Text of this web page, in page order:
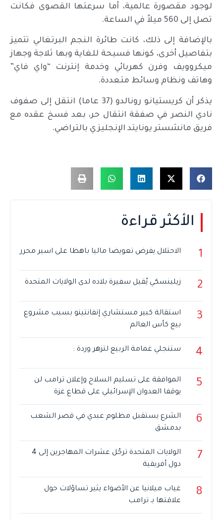
لوجود مقصورة عالمية، أما سرعتها القصوى فكانت
تصل إلى 560 ميلاً في الساعة.
بالإضافة إلى ذلك، كانت طائرة النجم البرتغالي تتميز
بتفاصيل أخرى، كونها فسيحة للغاية وبها ثلاجة وجهاز
ميكروويف وفرن كهربائي وخدمة إنترنت “واي فاي”
وهاتف ونظام وسائط متعددة.
يذكر أن كريستيانو رونالدو (37 عاما) انتقل إلى صفوف
نادي النصر في صفقة انتقال حر، بعد فسخ عقده مع
فريق مانشستر يونايتد الإنجليزي بالتراضي.
الأكثر قراءة
1 الاحتلال يفرض تعويضا ماليا باهظا على اسير محرر
2 زيلينسكي يُقيل سفيرة بلاده لدى الولايات المتحدة
3
استقالة كبير مستشاري إنفانتينو بسبب مشروع
بيع كأس العالم
4 ستنجلي غمامة الربيع لتزهر وردة :
5
الموافقة على تسليم السلاح وإعلان ترامب لن
يوقفا العدوان الإسرائيلي على قطاع غزة
6
الشرع يستقبل مظلوم عبدي في قصر الشعب
بدمشق
7
الولايات المتحدة ترحّل عشرات المهاجرين إلى 4
دول أفريقية
8
غياب ميلانيا عن الأضواء يثير تساؤلات حول
علاقتها بـ ترامب